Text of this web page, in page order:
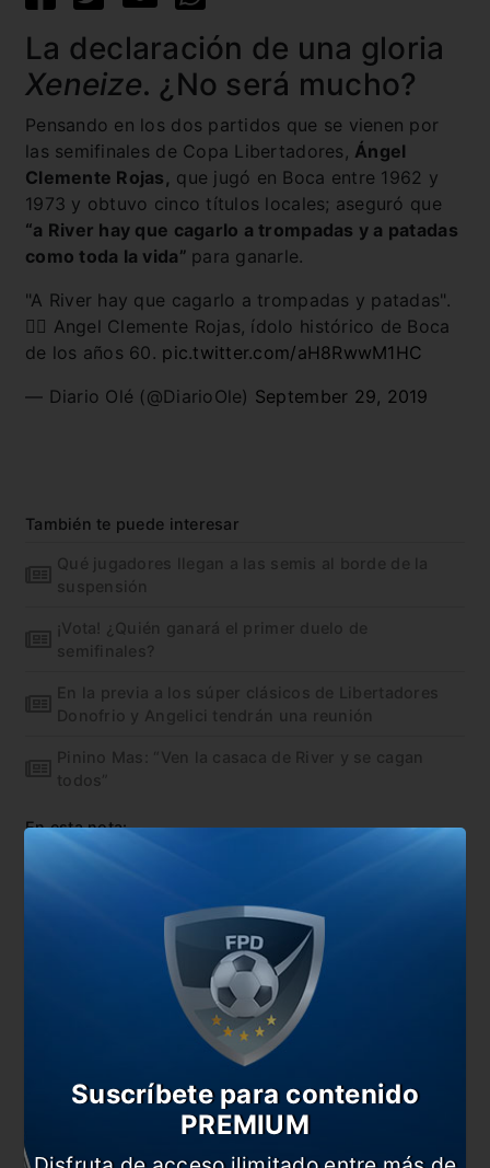
La declaración de una gloria
Xeneize. ¿No será mucho?
Pensando en los dos partidos que se vienen por
las semifinales de Copa Libertadores, Ángel
Clemente Rojas, que jugó en Boca entre 1962 y
1973 y obtuvo cinco títulos locales; aseguró que
“a River hay que cagarlo a trompadas y a patadas
como toda la vida” para ganarle.
"A River hay que cagarlo a trompadas y patadas".
✍🏻 Angel Clemente Rojas, ídolo histórico de Boca
de los años 60. pic.twitter.com/aH8RwwM1HC
— Diario Olé (@DiarioOle) September 29, 2019
También te puede interesar
Qué jugadores llegan a las semis al borde de la
suspensión
¡Vota! ¿Quién ganará el primer duelo de
semifinales?
En la previa a los súper clásicos de Libertadores
Donofrio y Angelici tendrán una reunión
Pinino Mas: “Ven la casaca de River y se cagan
todos”
En esta nota:
#River
Suscríbete para contenido
PREMIUM